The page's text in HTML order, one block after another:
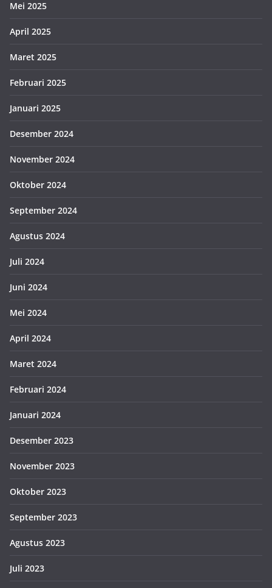
Mei 2025
April 2025
Maret 2025
Februari 2025
Januari 2025
Desember 2024
November 2024
Oktober 2024
September 2024
Agustus 2024
Juli 2024
Juni 2024
Mei 2024
April 2024
Maret 2024
Februari 2024
Januari 2024
Desember 2023
November 2023
Oktober 2023
September 2023
Agustus 2023
Juli 2023